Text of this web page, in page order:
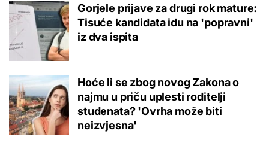
Gorjele prijave za drugi rok mature:
Tisuće kandidata idu na 'popravni'
iz dva ispita
Hoće li se zbog novog Zakona o
najmu u priču uplesti roditelji
studenata? 'Ovrha može biti
neizvjesna'